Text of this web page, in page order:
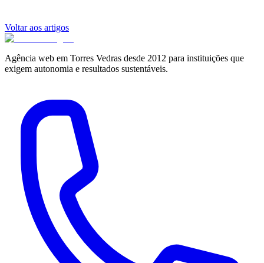
Voltar aos artigos
Agência web em Torres Vedras desde 2012 para instituições que
exigem autonomia e resultados sustentáveis.